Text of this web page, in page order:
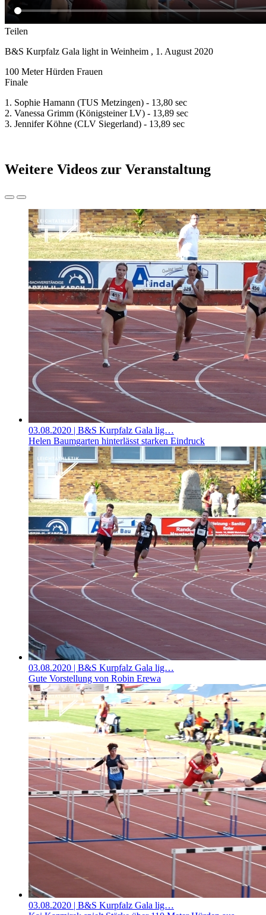
Teilen
B&S Kurpfalz Gala light in Weinheim , 1. August 2020
100 Meter Hürden Frauen
Finale
1. Sophie Hamann (TUS Metzingen) - 13,80 sec
2. Vanessa Grimm (Königsteiner LV) - 13,89 sec
3. Jennifer Köhne (CLV Siegerland) - 13,89 sec
Weitere Videos zur Veranstaltung
03.08.2020 | B&S Kurpfalz Gala lig…
Helen Baumgarten hinterlässt starken Eindruck
03.08.2020 | B&S Kurpfalz Gala lig…
Gute Vorstellung von Robin Erewa
03.08.2020 | B&S Kurpfalz Gala lig…